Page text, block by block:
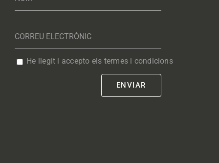
He llegit i accepto els termes i condicions